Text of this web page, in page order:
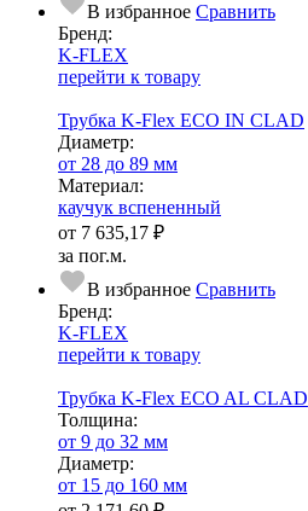
В избранное Сравнить
Бренд:
K-FLEX
перейти к товару
Трубка K-Flex ECO IN CLAD
Диаметр:
от 28 до 89 мм
Ма­­те­­ри­­ал:
каучук вспененный
от 7 635,17 ₽
за пог.м.
В избранное Сравнить
Бренд:
K-FLEX
перейти к товару
Трубка K-Flex ECO AL CLAD
Тол­щи­на:
от 9 до 32 мм
Диаметр:
от 15 до 160 мм